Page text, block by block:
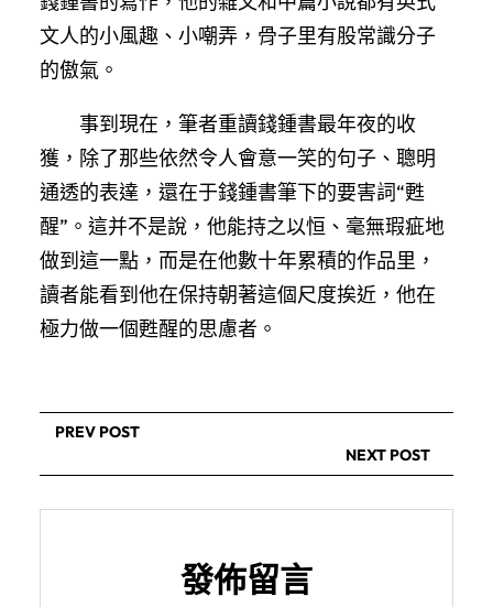
文人的小風趣、小嘲弄，骨子里有股常識分子
的傲氣。
事到現在，筆者重讀錢鍾書最年夜的收
獲，除了那些依然令人會意一笑的句子、聰明
通透的表達，還在于錢鍾書筆下的要害詞“甦
醒”。這并不是說，他能持之以恒、毫無瑕疵地
做到這一點，而是在他數十年累積的作品里，
讀者能看到他在保持朝著這個尺度挨近，他在
極力做一個甦醒的思慮者。
PREV POST
NEXT POST
發佈留言